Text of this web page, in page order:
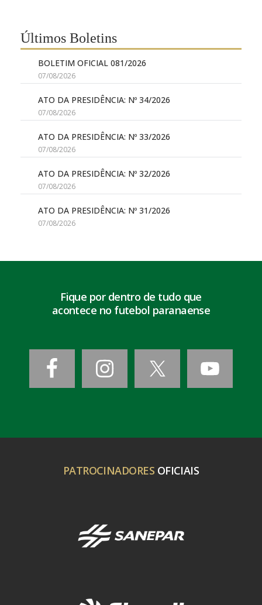
Últimos Boletins
BOLETIM OFICIAL 081/2026
07/08/2026
ATO DA PRESIDÊNCIA: Nº 34/2026
07/08/2026
ATO DA PRESIDÊNCIA: Nº 33/2026
07/08/2026
ATO DA PRESIDÊNCIA: Nº 32/2026
07/08/2026
ATO DA PRESIDÊNCIA: Nº 31/2026
07/08/2026
Fique por dentro de tudo que
acontece no futebol paranaense
PATROCINADORES OFICIAIS